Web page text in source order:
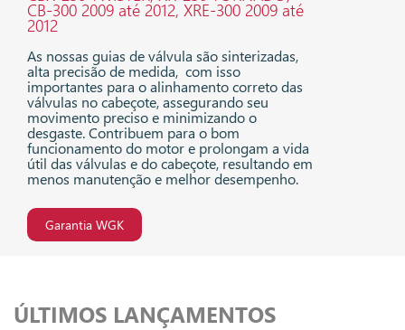
CB-300 2009 até 2012, XRE-300 2009 até
2012
As nossas guias de válvula são sinterizadas,
alta precisão de medida, com isso
importantes para o alinhamento correto das
válvulas no cabeçote, assegurando seu
movimento preciso e minimizando o
desgaste. Contribuem para o bom
funcionamento do motor e prolongam a vida
útil das válvulas e do cabeçote, resultando em
menos manutenção e melhor desempenho.
Garantia WGK
ÚLTIMOS LANÇAMENTOS